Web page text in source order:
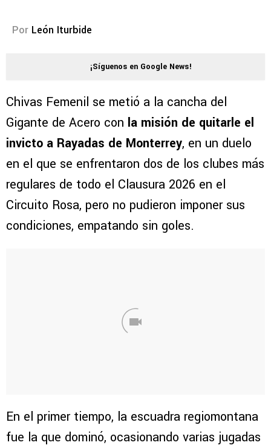
Por León Iturbide
¡Síguenos en Google News!
Chivas Femenil se metió a la cancha del
Gigante de Acero con la misión de quitarle el
invicto a Rayadas de Monterrey, en un duelo
en el que se enfrentaron dos de los clubes más
regulares de todo el Clausura 2026 en el
Circuito Rosa, pero no pudieron imponer sus
condiciones, empatando sin goles.
En el primer tiempo, la escuadra regiomontana
fue la que dominó, ocasionando varias jugadas